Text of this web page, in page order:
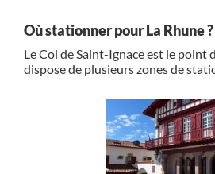
Où stationner pour La Rhune ?
Le Col de Saint-Ignace est le point
dispose de plusieurs zones de